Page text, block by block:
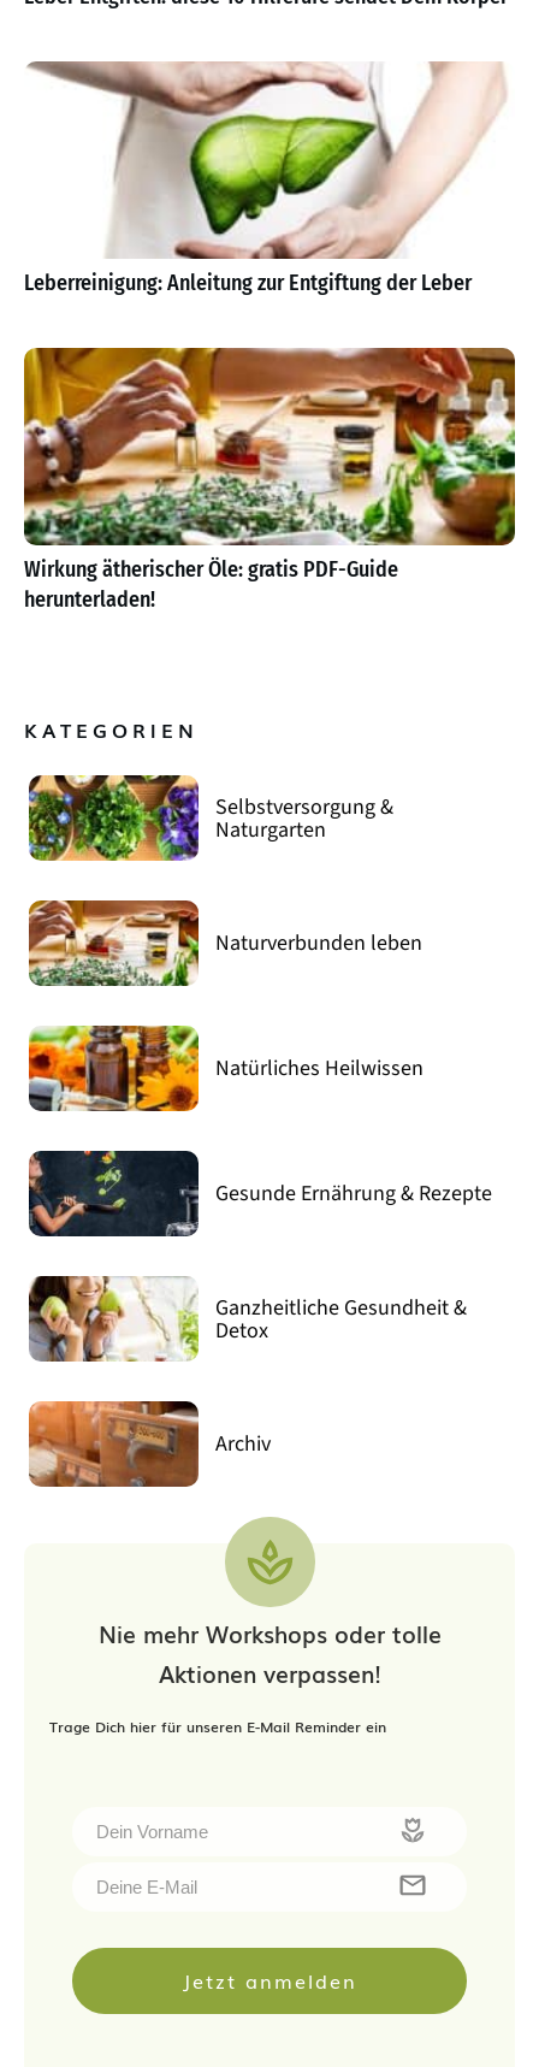
Leberreinigung: Anleitung zur Entgiftung der Leber
Wirkung ätherischer Öle: gratis PDF-Guide
herunterladen!
KATEGORIEN
Selbstversorgung &
Naturgarten
Naturverbunden leben
Natürliches Heilwissen
Gesunde Ernährung & Rezepte
Ganzheitliche Gesundheit &
Detox
Archiv
Nie mehr Workshops oder tolle
Aktionen verpassen!
Trage Dich hier für unseren E-Mail Reminder ein
Jetzt anmelden